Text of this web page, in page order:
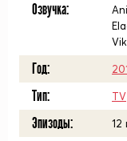
Озвучка:
Год:
Тип: TV
Эпизоды: 12